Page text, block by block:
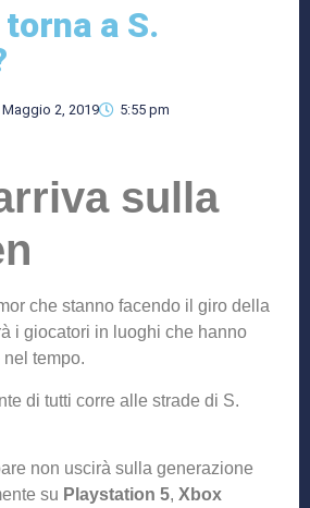
a S.
Maggio 2, 2019
5:55 pm
sulla
che stanno facendo il giro della
i giocatori in luoghi che hanno
tempo.
di tutti corre alle strade di S.
non uscirà sulla generazione
su Playstation 5, Xbox